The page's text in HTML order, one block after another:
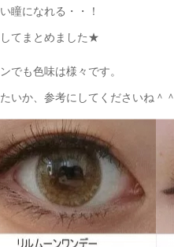
瞳になれる・・！
てまとめました★
でも色味は様々です。
いか、参考にしてくださいね＾